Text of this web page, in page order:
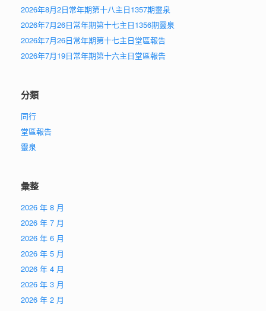
2026年8月2日常年期第十八主日1357期靈泉
2026年7月26日常年期第十七主日1356期靈泉
2026年7月26日常年期第十七主日堂區報告
2026年7月19日常年期第十六主日堂區報告
分類
同行
堂區報告
靈泉
彙整
2026 年 8 月
2026 年 7 月
2026 年 6 月
2026 年 5 月
2026 年 4 月
2026 年 3 月
2026 年 2 月